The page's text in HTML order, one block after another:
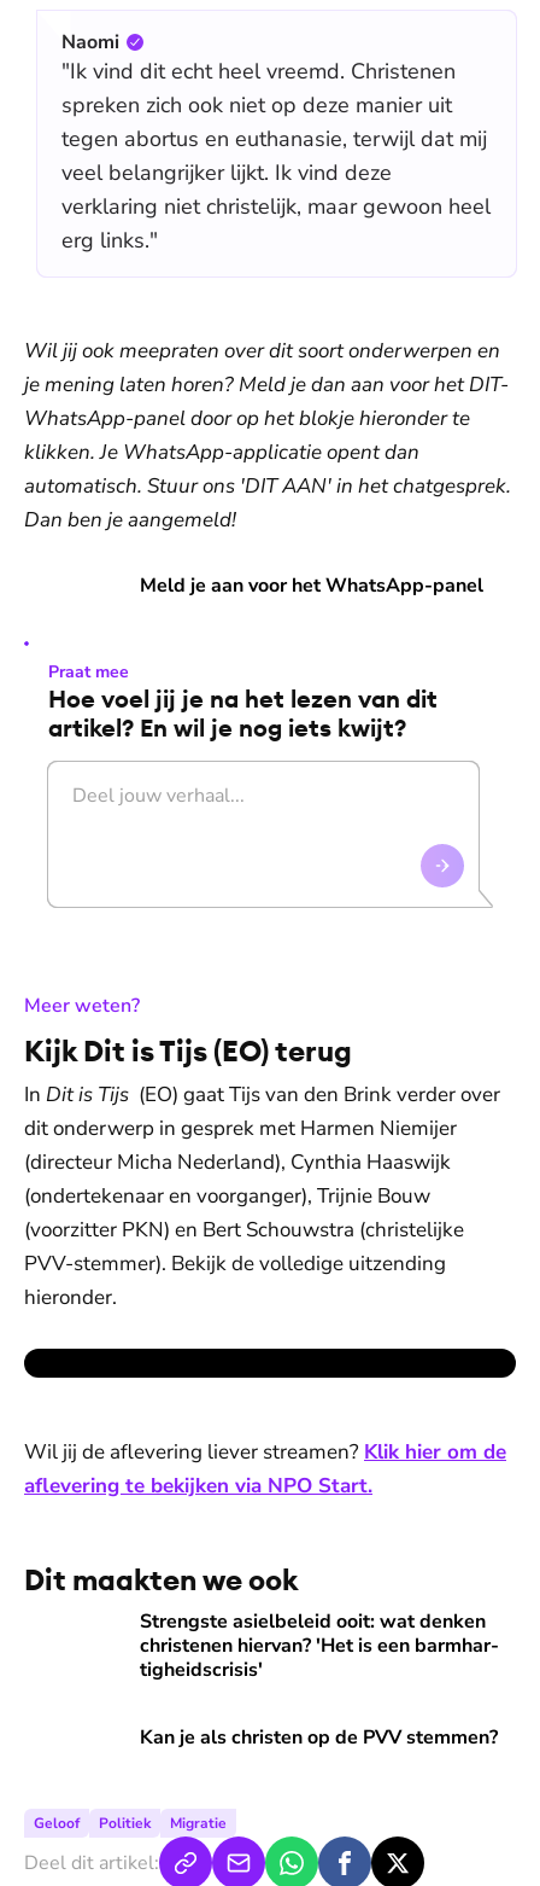
Naomi
"Ik vind dit echt heel vreemd. Christenen
spreken zich ook niet op deze manier uit
tegen abortus en euthanasie, terwijl dat mij
veel belangrijker lijkt. Ik vind deze
verklaring niet christelijk, maar gewoon heel
erg links."
Wil jij ook meepraten over dit soort onderwerpen en
je mening laten horen? Meld je dan aan voor het DIT-
WhatsApp-panel door op het blokje hieronder te
klikken. Je WhatsApp-applicatie opent dan
automatisch. Stuur ons 'DIT AAN' in het chatgesprek.
Dan ben je aangemeld!
Meld je aan voor het WhatsApp-panel
Meld je aan voor het WhatsApp-panel
Praat mee
Hoe voel jij je na het lezen van dit
artikel? En wil je nog iets kwijt?
Meer weten?:
Kijk Dit is Tijs (EO) terug
In Dit is Tijs (EO) gaat Tijs van den Brink verder over
dit onderwerp in gesprek met Harmen Niemijer
(directeur Micha Nederland), Cynthia Haaswijk
(ondertekenaar en voorganger), Trijnie Bouw
(voorzitter PKN) en Bert Schouwstra (christelijke
PVV-stemmer). Bekijk de volledige uitzending
hieronder.
Wil jij de aflevering liever streamen? Klik hier om de
aflevering te bekijken via NPO Start.
Dit maakten we ook
Strengste asielbeleid ooit: wat denken
christenen hiervan? 'Het is een barm­har­
tig­heids­cri­sis'
Strengste asielbeleid ooit: wat denken christenen
Kan je als christen op de PVV stemmen?
Kan je als christen op de PVV stemmen?
Geloof Politiek Migratie
Deel dit artikel: